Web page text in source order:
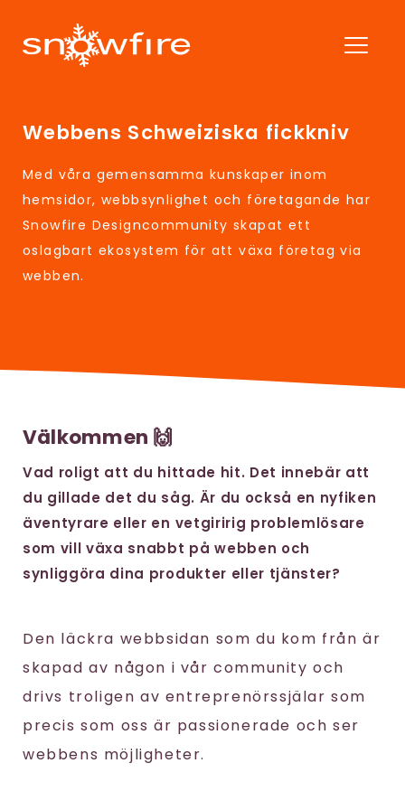
Webbens Schweiziska fickkniv
Med våra gemensamma kunskaper inom
hemsidor, webbsynlighet och företagande har
Snowfire Designcommunity skapat ett
oslagbart ekosystem för att växa företag via
webben.
Välkommen 🙌
Vad roligt att du hittade hit. Det innebär att
du gillade det du såg. Är du också en nyfiken
äventyrare eller en vetgiririg problemlösare
som vill växa snabbt på webben och
synliggöra dina produkter eller tjänster?
Den läckra webbsidan som du kom från är
skapad av någon i vår community och
drivs troligen av entreprenörssjälar som
precis som oss är passionerade och ser
webbens möjligheter.